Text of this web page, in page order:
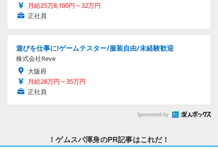
月給25万8,100円～32万円
正社員
遊びを仕事に!ゲームテスター/服装自由/未経験歓迎
株式会社Reve
大阪府
月給28万円～35万円
正社員
Sponsored by
！ゲムスパ渾身のPR記事はこれだ！